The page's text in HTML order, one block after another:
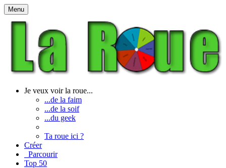
Menu
Je veux voir la roue...
...de la faim
...de la soif
...du geek
Ta roue ici ?
Créer
Parcourir
Top 50